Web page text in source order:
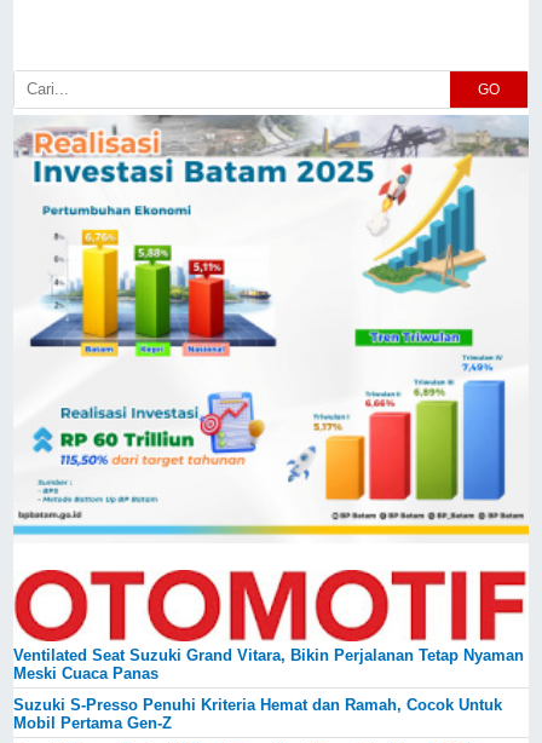
GO
Ventilated Seat Suzuki Grand Vitara, Bikin Perjalanan Tetap Nyaman
Meski Cuaca Panas
Suzuki S-Presso Penuhi Kriteria Hemat dan Ramah, Cocok Untuk
Mobil Pertama Gen-Z